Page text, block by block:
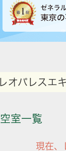
レオパレスエ
空室一覧
現在、